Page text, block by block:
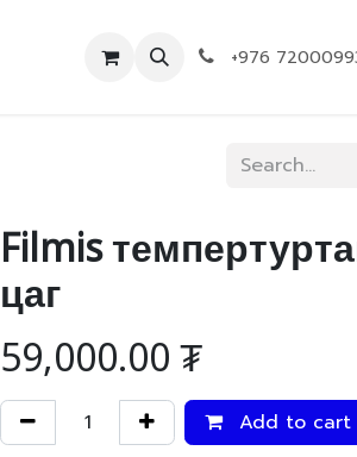
+976
Filmis
цаг
59,000.00₮
Add to cart